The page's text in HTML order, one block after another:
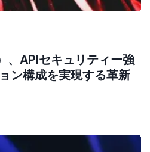
、APIセキュリティー強
ン構成を実現する革新